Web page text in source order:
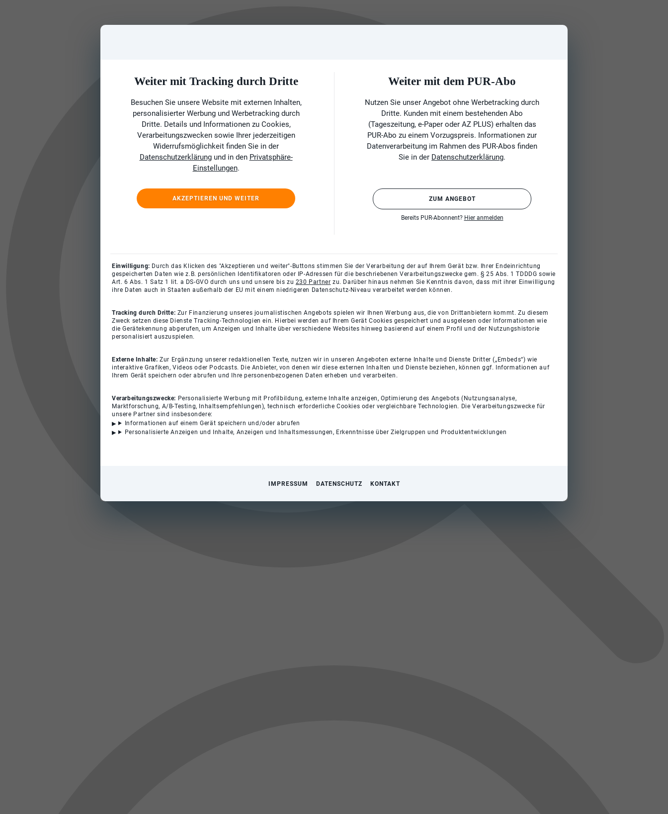
Weiter mit Tracking durch Dritte
Besuchen Sie unsere Website mit externen Inhalten,
personalisierter Werbung und Werbetracking durch
Dritte. Details und Informationen zu Cookies,
Verarbeitungszwecken sowie Ihrer jederzeitigen
Widerrufsmöglichkeit finden Sie in der
Datenschutzerklärungund in den Privatsphäre-
Einstellungen.
AKZEPTIEREN UND WEITER
Weiter mit dem PUR-Abo
Nutzen Sie unser Angebot ohne Werbetracking durch
Dritte. Kunden mit einem bestehenden Abo
(Tageszeitung, e-Paper oder AZ PLUS) erhalten das
PUR-Abo zu einem Vorzugspreis. Informationen zur
Datenverarbeitung im Rahmen des PUR-Abos finden
Sie in der Datenschutzerklärung.
ZUM ANGEBOT
Bereits PUR-Abonnent? Hier anmelden
Einwilligung: Durch das Klicken des "Akzeptieren und weiter"-Buttons stimmen Sie der Verarbeitung der auf Ihrem Gerät bzw. Ihrer Endeinrichtung
gespeicherten Daten wie z.B. persönlichen Identifikatoren oder IP-Adressen für die beschriebenen Verarbeitungszwecke gem. § 25 Abs. 1 TDDDG sowie
Art. 6 Abs. 1 Satz 1 lit. a DS-GVO durch uns und unsere bis zu 230 Partner zu. Darüber hinaus nehmen Sie Kenntnis davon, dass mit ihrer Einwilligung
ihre Daten auch in Staaten außerhalb der EU mit einem niedrigeren Datenschutz-Niveau verarbeitet werden können.
Tracking durch Dritte: Zur Finanzierung unseres journalistischen Angebots spielen wir Ihnen Werbung aus, die von Drittanbietern kommt. Zu diesem
Zweck setzen diese Dienste Tracking-Technologien ein. Hierbei werden auf Ihrem Gerät Cookies gespeichert und ausgelesen oder Informationen wie
die Gerätekennung abgerufen, um Anzeigen und Inhalte über verschiedene Websites hinweg basierend auf einem Profil und der Nutzungshistorie
personalisiert auszuspielen.
Externe Inhalte:Zur Ergänzung unserer redaktionellen Texte, nutzen wir in unseren Angeboten externe Inhalte und Dienste Dritter („Embeds“) wie
interaktive Grafiken, Videos oder Podcasts. Die Anbieter, von denen wir diese externen Inhalten und Dienste beziehen, können ggf. Informationen auf
Ihrem Gerät speichern oder abrufen und Ihre personenbezogenen Daten erheben und verarbeiten.
Verarbeitungszwecke: Personalisierte Werbung mit Profilbildung, externe Inhalte anzeigen, Optimierung des Angebots (Nutzungsanalyse,
Marktforschung, A/B-Testing, Inhaltsempfehlungen), technisch erforderliche Cookies oder vergleichbare Technologien. Die Verarbeitungszwecke für
unsere Partner sind insbesondere:
Informationen auf einem Gerät speichern und/oder abrufen
Personalisierte Anzeigen und Inhalte, Anzeigen und Inhaltsmessungen, Erkenntnisse über Zielgruppen und Produktentwicklungen
IMPRESSUM DATENSCHUTZ KONTAKT